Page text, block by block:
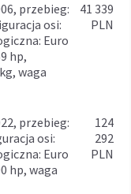
osi:
Euro
hp,
waga
41 339
PLN
osi:
Euro
hp, waga
124
292
PLN